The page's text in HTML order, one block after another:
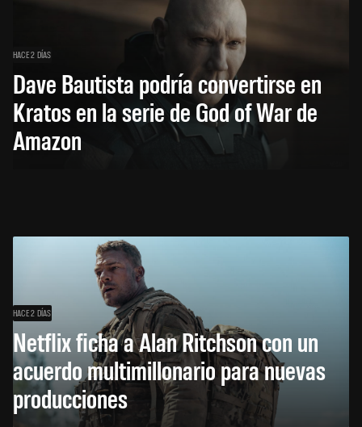
HACE 2 DÍAS
Dave Bautista podría convertirse en
Kratos en la serie de God of War de
Amazon
HACE 2 DÍAS
Netflix ficha a Alan Ritchson con un
acuerdo multimillonario para nuevas
producciones